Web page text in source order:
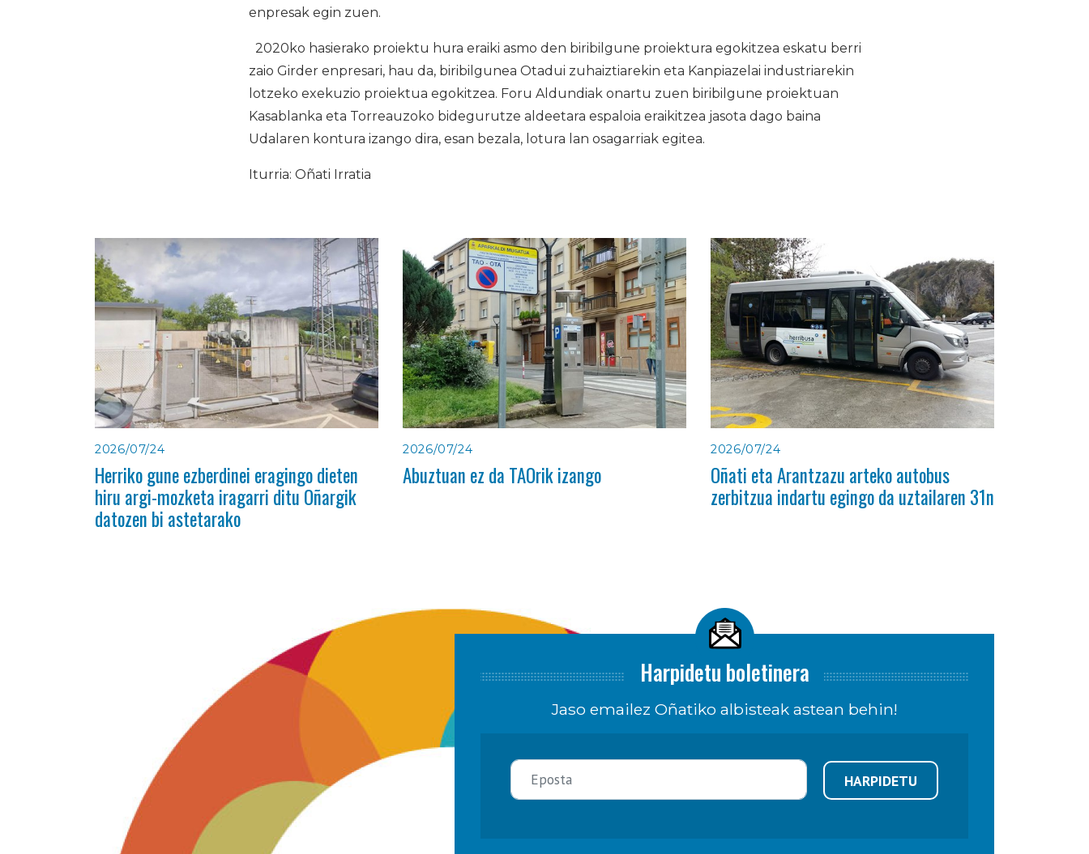
enpresak egin zuen.
2020ko hasierako proiektu hura eraiki asmo den biribilgune proiektura egokitzea eskatu berri
zaio Girder enpresari, hau da, biribilgunea Otadui zuhaiztiarekin eta Kanpiazelai industriarekin
lotzeko exekuzio proiektua egokitzea. Foru Aldundiak onartu zuen biribilgune proiektuan
Kasablanka eta Torreauzoko bidegurutze aldeetara espaloia eraikitzea jasota dago baina
Udalaren kontura izango dira, esan bezala, lotura lan osagarriak egitea.
Iturria: Oñati Irratia
2026/07/24
Herriko gune ezberdinei eragingo dieten
hiru argi-mozketa iragarri ditu Oñargik
datozen bi astetarako
2026/07/24
Abuztuan ez da TAOrik izango
2026/07/24
Oñati eta Arantzazu arteko autobus
zerbitzua indartu egingo da uztailaren 31n
Harpidetu boletinera
Jaso emailez Oñatiko albisteak astean behin!
HARPIDETU